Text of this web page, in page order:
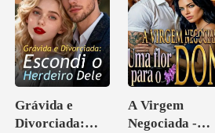
Grávida e
Divorciada:
A Virgem
Negociada -